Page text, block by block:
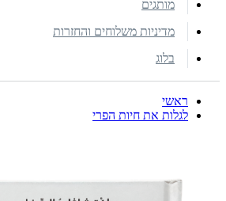
מותגים
מדיניות משלוחים והחזרות
בלוג
ראשי
לגלות את חיות הפרי